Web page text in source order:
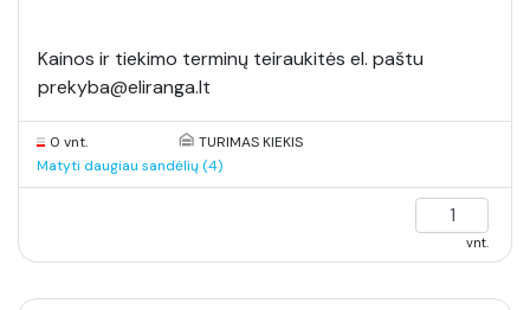
Kainos ir tiekimo terminų teiraukitės el. paštu
prekyba@eliranga.lt
0 vnt.
TURIMAS KIEKIS
Matyti daugiau sandėlių (4)
vnt.